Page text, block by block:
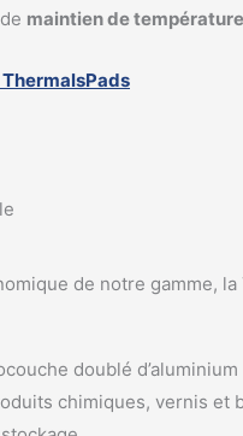
maintien de température
de notre gamme,
doublé
chimiques, vernis et